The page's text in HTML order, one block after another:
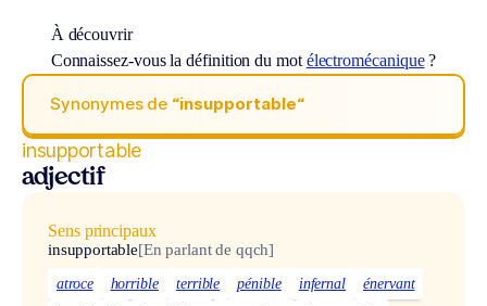
À découvrir
Connaissez-vous la définition du mot électromécanique?
Synonymes de “insupportable“
insupportable
adjectif
Sens principaux
insupportable[En parlant de qqch]
atroce horrible terrible pénible infernal
énervant